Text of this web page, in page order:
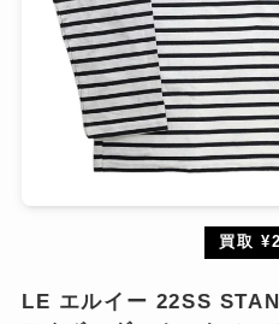
買取
LE エルイー 22SS